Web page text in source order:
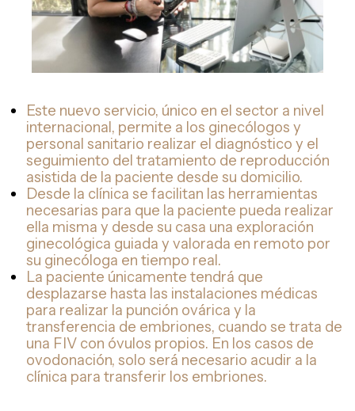
Este nuevo servicio, único en el sector a nivel
internacional, permite a los ginecólogos y
personal sanitario realizar el diagnóstico y el
seguimiento del tratamiento de reproducción
asistida de la paciente desde su domicilio.
Desde la clínica se facilitan las herramientas
necesarias para que la paciente pueda realizar
ella misma y desde su casa una exploración
ginecológica guiada y valorada en remoto por
su ginecóloga en tiempo real.
La paciente únicamente tendrá que
desplazarse hasta las instalaciones médicas
para realizar la punción ovárica y la
transferencia de embriones, cuando se trata de
una FIV con óvulos propios. En los casos de
ovodonación, solo será necesario acudir a la
clínica para transferir los embriones.